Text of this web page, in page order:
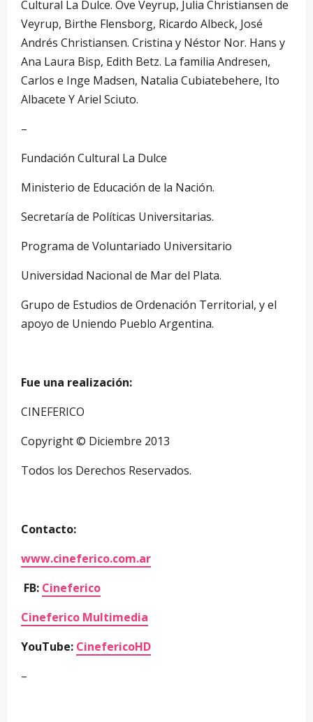
Cultural La Dulce. Ove Veyrup, Julia Christiansen de
Veyrup, Birthe Flensborg, Ricardo Albeck, José
Andrés Christiansen. Cristina y Néstor Nor. Hans y
Ana Laura Bisp, Edith Betz. La familia Andresen,
Carlos e Inge Madsen, Natalia Cubiatebehere, Ito
Albacete Y Ariel Sciuto.
–
Fundación Cultural La Dulce
Ministerio de Educación de la Nación.
Secretaría de Políticas Universitarias.
Programa de Voluntariado Universitario
Universidad Nacional de Mar del Plata.
Grupo de Estudios de Ordenación Territorial, y el
apoyo de Uniendo Pueblo Argentina.
Fue una realización:
CINEFERICO
Copyright © Diciembre 2013
Todos los Derechos Reservados.
Contacto:
www.cineferico.com.ar
FB: Cineferico
Cineferico Multimedia
YouTube: CinefericoHD
–